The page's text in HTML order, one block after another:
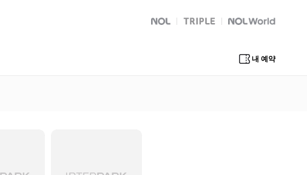
NOL
트리플 Global Interpark
내 예약